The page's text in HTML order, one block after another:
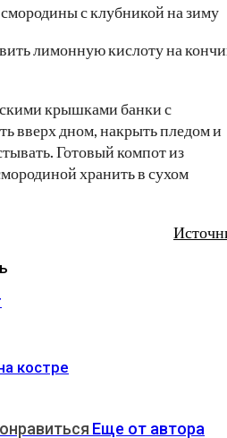
лимонную кислоту на
крышками банки с
вверх дном, накрыть пледом и
Готовый компот из
хранить в сухом
костре
Еще от автора